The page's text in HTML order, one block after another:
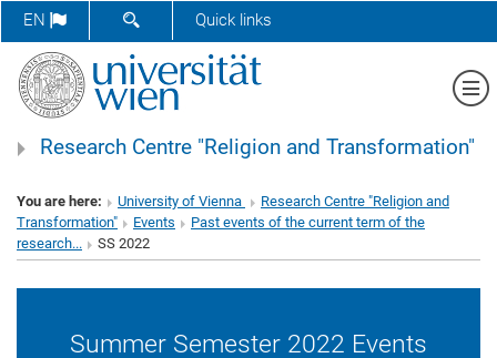
EN SHOW SEARCH FORM
Quick links
Research Centre "Religion and Transformation"
You are here: University of Vienna
Research Centre "Religion and
Transformation"
Events
Past events of the current term of the
research...
SS 2022
Summer Semester 2022 Events